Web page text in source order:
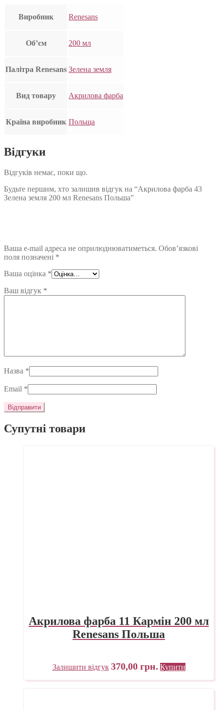
Виробник Renesans
Об’єм 200 мл
Палітра Renesans Зелена земля
Вид товару Акрилова фарба
Країна виробник Польща
Відгуки
Відгуків немає, поки що.
Будьте першим, хто залишив відгук на “Акрилова фарба 43
Зелена земля 200 мл Renesans Польша”
Ваша e-mail адреса не оприлюднюватиметься. Обов’язкові
поля позначені *
Ваша оцінка *
Ваш відгук *
Назва *
Email *
Супутні товари
Акрилова фарба 11 Кармін 200 мл
Renesans Польша
Залишити відгук 370,00 грн. Купити